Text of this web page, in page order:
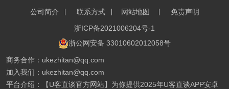
公司简介 联系方式 网站地图
免责声明
浙ICP备2021006204号-1
浙公网安备 33010602012058号
商务合作：ukezhitan@qq.com
加入我们：ukezhitan@qq.com
平台介绍：【U客直谈官方网站】为你提供2025年U客直谈APP安卓